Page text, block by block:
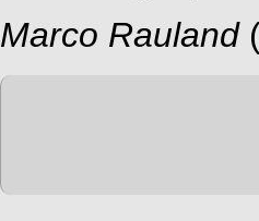
Marco Rauland